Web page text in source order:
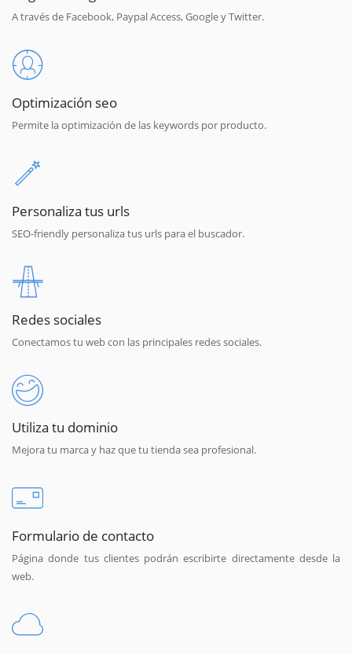
A través de Facebook, Paypal Access, Google y Twitter.
Optimización seo
Permite la optimización de las keywords por producto.
Personaliza tus urls
SEO-friendly personaliza tus urls para el buscador.
Redes sociales
Conectamos tu web con las principales redes sociales.
Utiliza tu dominio
Mejora tu marca y haz que tu tienda sea profesional.
Formulario de contacto
Página donde tus clientes podrán escribirte directamente desde la
web.